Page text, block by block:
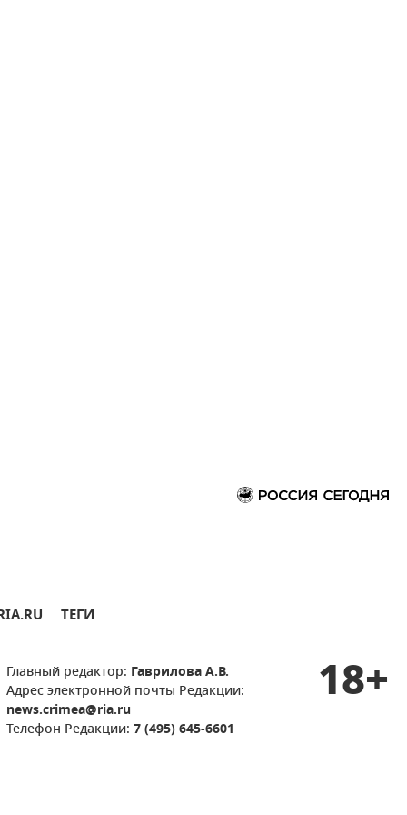
ТЕГИ
Главный редактор: Гаврилова А.В.
Адрес электронной почты Редакции:
news.crimea@ria.ru
Телефон Редакции: 7 (495) 645-6601
18+